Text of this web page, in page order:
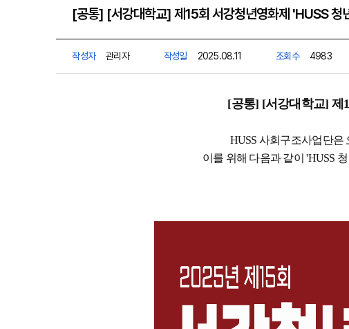
[공통] [서강대학교] 제15회 서강청년영화제 'HUSS
작성자 관리자 작성일 2025.08.11 조회수 4983
[공통] [서강대학교] 제
HUSS 사회구조사업단은
이를 위해 다음과 같이 'HUSS